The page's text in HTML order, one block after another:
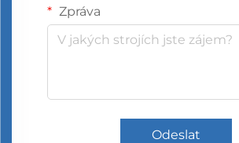
Zpráva
Odeslat